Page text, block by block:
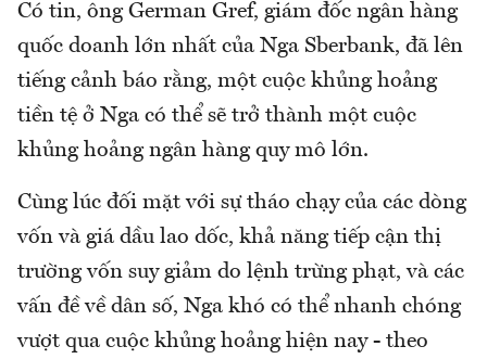
Có tin, ông German Gref, giám đốc ngân hàng
quốc doanh lớn nhất của Nga Sberbank, đã lên
tiếng cảnh báo rằng, một cuộc khủng hoảng
tiền tệ ở Nga có thể sẽ trở thành một cuộc
khủng hoảng ngân hàng quy mô lớn.
Cùng lúc đối mặt với sự tháo chạy của các dòng
vốn và giá dầu lao dốc, khả năng tiếp cận thị
trường vốn suy giảm do lệnh trừng phạt, và các
vấn đề về dân số, Nga khó có thể nhanh chóng
vượt qua cuộc khủng hoảng hiện nay - theo